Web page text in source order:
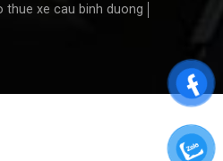
thue xe cau binh duong